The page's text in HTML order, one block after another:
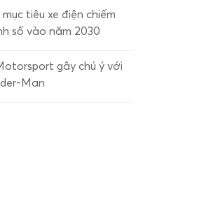
tiêu xe điện chiếm
số vào năm 2030
gây chú ý với
Man